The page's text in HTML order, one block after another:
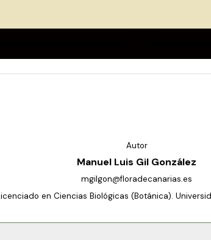
Autor
Manuel Luis Gil González
mgilgon@floradecanarias.es
en Ciencias Biológicas (Botánica).